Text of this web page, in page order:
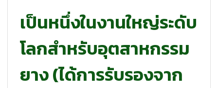
เป็นหนึ่งในงานใหญ่ระดับ
โลกสำหรับอุตสาหกรรม
ยาง (ได้การรับรองจาก